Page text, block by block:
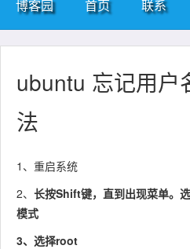
博客园 首页 联系
ubuntu 忘记用户
法
1、重启系统
2、 长按Shift键，直到出现菜单。
模式
3、选择root